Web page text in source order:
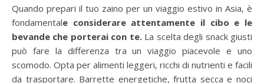
Quando prepari il tuo zaino per un viaggio estivo in Asia, è
fondamentale considerare attentamente il cibo e le
bevande che porterai con te.La scelta degli snack giusti
può fare la differenza tra un viaggio piacevole e uno
scomodo. Opta per alimenti leggeri, ricchi di nutrienti e facili
da trasportare. Barrette energetiche, frutta secca e noci